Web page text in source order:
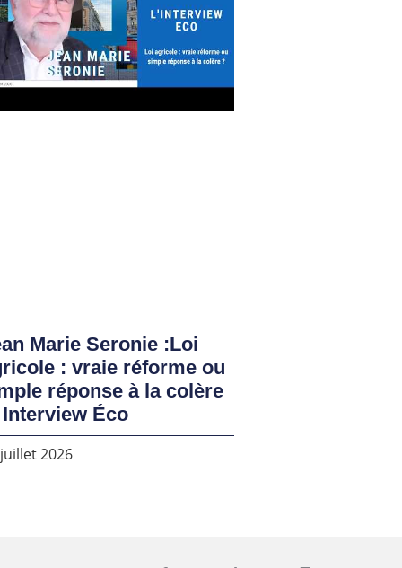
Marie Seronie :Loi
: vraie réforme ou
réponse à la colère
Éco
2026